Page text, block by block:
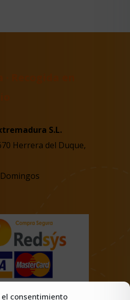
el consentimiento
S.L.
Herrera del Duque,